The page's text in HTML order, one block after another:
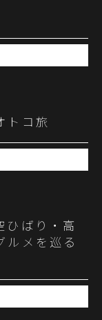
トコ旅
ひばり・高
ルメを巡る